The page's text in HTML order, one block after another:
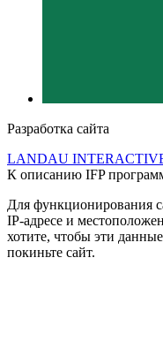
Разработка сайта
LANDAU
К описанию IFP
Для функционирования
IP-адресе и
хотите, чтобы эти
покиньте сайт.